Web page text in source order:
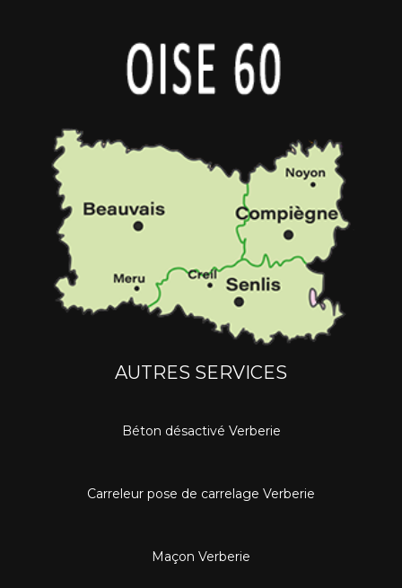
AUTRES SERVICES
Béton désactivé Verberie
Carreleur pose de carrelage Verberie
Maçon Verberie